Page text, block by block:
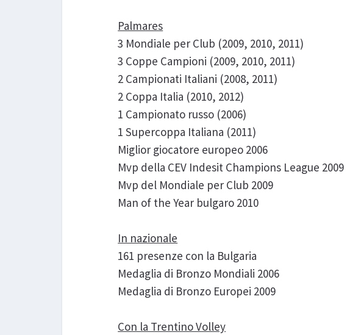
Palmares
3 Mondiale per Club (2009, 2010, 2011)
3 Coppe Campioni (2009, 2010, 2011)
2 Campionati Italiani (2008, 2011)
2 Coppa Italia (2010, 2012)
1 Campionato russo (2006)
1 Supercoppa Italiana (2011)
Miglior giocatore europeo 2006
Mvp della CEV Indesit Champions League 2009
Mvp del Mondiale per Club 2009
Man of the Year bulgaro 2010
In nazionale
161 presenze con la Bulgaria
Medaglia di Bronzo Mondiali 2006
Medaglia di Bronzo Europei 2009
Con la Trentino Volley